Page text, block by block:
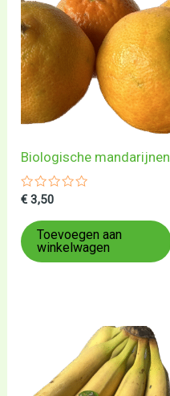
Biologische mandarijnen
Gewaardeerd
uit
5
€ 3,50
Toevoegen aan
winkelwagen